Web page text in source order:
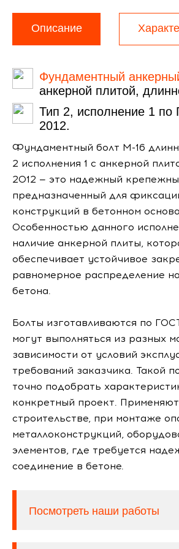
Описание
Фундаментный
анкерной плитой,
Тип 2, исполнение 1 по
2012.
Фундаментный болт М-16
2 исполнения 1 с анкерной
2012 — это надежный
предназначенный для
конструкций в бетонном
Особенностью данного
наличие анкерной плиты,
обеспечивает устойчивое
равномерное распределение
бетона.
Болты изготавливаются по
могут выполняться из разных
зависимости от условий
требований заказчика. Такой
точно подобрать
конкретный проект.
строительстве, при монтаже
металлоконструкций,
элементов, где требуется
соединение в бетоне.
Посмотреть наши работы